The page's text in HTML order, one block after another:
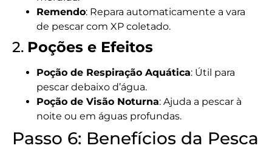
Remendo: Repara automaticamente a vara
de pescar com XP coletado.
2. Poções e Efeitos
Poção de Respiração Aquática: Útil para
pescar debaixo d’água.
Poção de Visão Noturna: Ajuda a pescar à
noite ou em águas profundas.
Passo 6: Benefícios da Pesca